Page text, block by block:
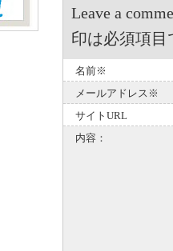
Leave a
印は必須項目
名前※
メールアドレス※
サイトURL
内容：